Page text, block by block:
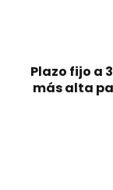
Plazo fijo a
más alta